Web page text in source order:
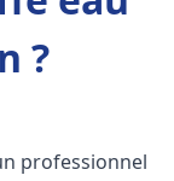
?
professionnel